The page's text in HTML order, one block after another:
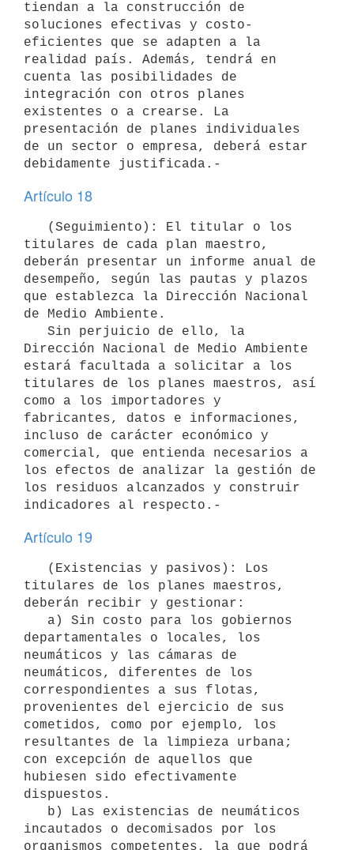
tiendan a la construcción de
soluciones efectivas y costo-
eficientes que se adapten a la
realidad país. Además, tendrá en
cuenta las posibilidades de
integración con otros planes
existentes o a crearse. La
presentación de planes individuales
de un sector o empresa, deberá estar
Artículo 18
titulares de cada plan maestro,
deberán presentar un informe anual de
desempeño, según las pautas y plazos
que establezca la Dirección Nacional
de Medio Ambiente.
Dirección Nacional de Medio Ambiente
estará facultada a solicitar a los
titulares de los planes maestros, así
como a los importadores y
fabricantes, datos e informaciones,
incluso de carácter económico y
comercial, que entienda necesarios a
los efectos de analizar la gestión de
los residuos alcanzados y construir
Artículo 19
titulares de los planes maestros,
deberán recibir y gestionar:
departamentales o locales, los
neumáticos y las cámaras de
neumáticos, diferentes de los
correspondientes a sus flotas,
provenientes del ejercicio de sus
cometidos, como por ejemplo, los
resultantes de la limpieza urbana;
con excepción de aquellos que
hubiesen sido efectivamente
dispuestos.
incautados o decomisados por los
organismos competentes, la que podrá